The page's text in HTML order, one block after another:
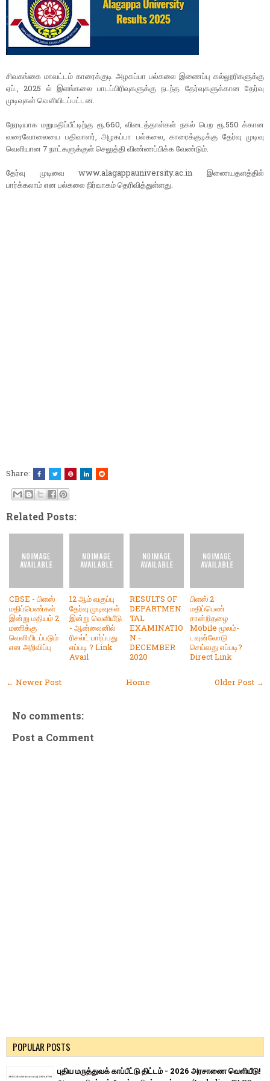
சிவகங்கை மாவட்டம் காரைக்குடி அழகப்பா பல்கலை இணைப்பு கல்லூரிகளுக்கு
ஏப்., 2025 ல் இளங்கலை பாடப்பிரிவுகளுக்கு நடந்த தேர்வுகளுக்கான தேர்வு
முடிவுகள் வெளியிடப்பட்டன.
நேரடியாக மறுமதிப்பீட்டிற்கு ரூ.660, விடைத்தாள்கள் நகல் பெற ரூ.550 க்கான
வரைவோலையை பதிவாளர், அழகப்பா பல்கலை, காரைக்குடிக்கு தேர்வு முடிவு
வெளியான 7 நாட்களுக்குள் செலுத்தி விண்ணப்பிக்க வேண்டும்.
தேர்வு முடிவை www.alagappauniversity.ac.in இணையதளத்தில்
பார்க்கலாம் என பல்கலை நிர்வாகம் தெரிவித்துள்ளது.
Share:
Related Posts:
CBSE - பிளஸ்
மதிப்பெண்கள்
இன்று மதியம் 2
மணிக்கு
வெளியிடப்படும்
என அறிவிப்பு
12 ஆம் வகுப்பு
தேர்வு முடிவுகள்
இன்று வெளியீடு
- ஆன்லைனில்
ரிசல்ட் பார்ப்பது
எப்படி ? Link
Avail
RESULTS OF
DEPARTMEN
TAL
EXAMINATIO
N -
DECEMBER
2020
பிளஸ் 2
மதிப்பெண்
சான்றிதழை
Mobile மூலம்-
டவுன்லோடு
செய்வது எப்படி?
Direct Link
← Newer Post Older Post →
Home
No comments:
Post a Comment
POPULAR POSTS
புதிய மருத்துவக் காப்பீட்டு திட்டம் - 2026 அரசாணை வெளியீடு!